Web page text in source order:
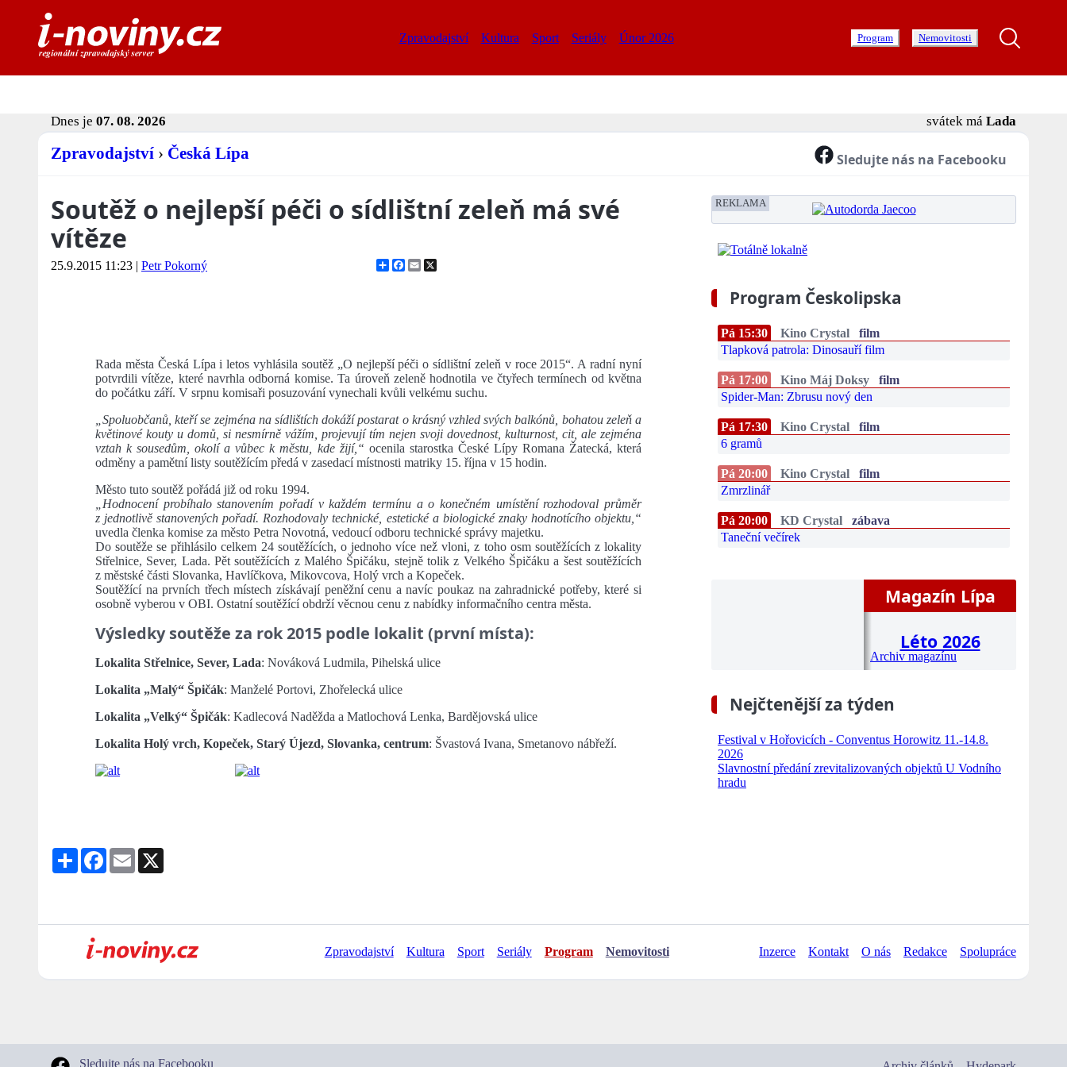
Zpravodajství Kultura Sport Seriály Únor 2026 Program Nemovitosti
Dnes je 07. 08. 2026 svátek má Lada
Zpravodajství › Česká Lípa Sledujte nás na Facebooku
Soutěž o nejlepší péči o sídlištní zeleň má své
vítěze
25.9.2015 11:23 | Petr Pokorný ShareFacebook
Email
Rada města Česká Lípa i letos vyhlásila soutěž „O nejlepší péči o sídlištní zeleň v roce 2015“. A radní nyní
potvrdili vítěze, které navrhla odborná komise. Ta úroveň zeleně hodnotila ve čtyřech termínech od května
do počátku září. V srpnu komisaři posuzování vynechali kvůli velkému suchu.
„Spoluobčanů, kteří se zejména na sídlištích dokáží postarat o krásný vzhled svých balkónů, bohatou zeleň a
květinové kouty u domů, si nesmírně vážím, projevují tím nejen svoji dovednost, kulturnost, cit, ale zejména
vztah k sousedům, okolí a vůbec k městu, kde žijí,“ ocenila starostka České Lípy Romana Žatecká, která
odměny a pamětní listy soutěžícím předá v zasedací místnosti matriky 15. října v 15 hodin.
Město tuto soutěž pořádá již od roku 1994.
„Hodnocení probíhalo stanovením pořadí v každém termínu a o konečném umístění rozhodoval průměr
z jednotlivě stanovených pořadí. Rozhodovaly technické, estetické a biologické znaky hodnotícího objektu,“
uvedla členka komise za město Petra Novotná, vedoucí odboru technické správy majetku.
Do soutěže se přihlásilo celkem 24 soutěžících, o jednoho více než vloni, z toho osm soutěžících z lokality
Střelnice, Sever, Lada. Pět soutěžících z Malého Špičáku, stejně tolik z Velkého Špičáku a šest soutěžících
z městské části Slovanka, Havlíčkova, Mikovcova, Holý vrch a Kopeček.
Soutěžící na prvních třech místech získávají peněžní cenu a navíc poukaz na zahradnické potřeby, které si
osobně vyberou v OBI. Ostatní soutěžící obdrží věcnou cenu z nabídky informačního centra města.
Výsledky soutěže za rok 2015 podle lokalit (první místa):
Lokalita Střelnice, Sever, Lada: Nováková Ludmila, Pihelská ulice
Lokalita „Malý“ Špičák: Manželé Portovi, Zhořelecká ulice
Lokalita „Velký“ Špičák: Kadlecová Naděžda a Matlochová Lenka, Bardějovská ulice
Lokalita Holý vrch, Kopeček, Starý Újezd, Slovanka, centrum: Švastová Ivana, Smetanovo nábřeží.
Share Facebook
Email
REKLAMA
Program Českolipska
Pá 15:30 Kino Crystal
film
Tlapková patrola: Dinosauří film
Pá 17:00 Kino Máj Doksy
film
Spider-Man: Zbrusu nový den
Pá 17:30 Kino Crystal
film
6 gramů
Pá 20:00 Kino Crystal
film
Zmrzlinář
Pá 20:00 KD Crystal
zábava
Taneční večírek
Magazín Lípa
Léto 2026
Archiv magazínu
Nejčtenější za týden
Festival v Hořovicích - Conventus Horowitz 11.-14.8.
2026
Slavnostní předání zrevitalizovaných objektů U Vodního
hradu
Zpravodajství Kultura Sport Seriály Program Nemovitosti Inzerce Kontakt O nás Redakce Spolupráce
Sledujte nás na Facebooku